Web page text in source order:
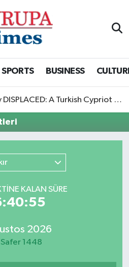
SPORTS BUSINESS
A Turkish Cypriot Story is now available to watch
KALAN SÜRE
2026
1448
ve Fikstür